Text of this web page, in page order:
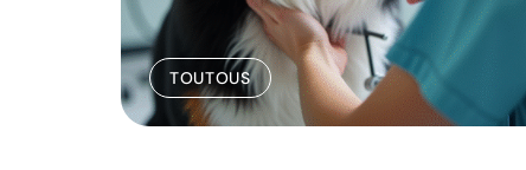
TOUTOUS